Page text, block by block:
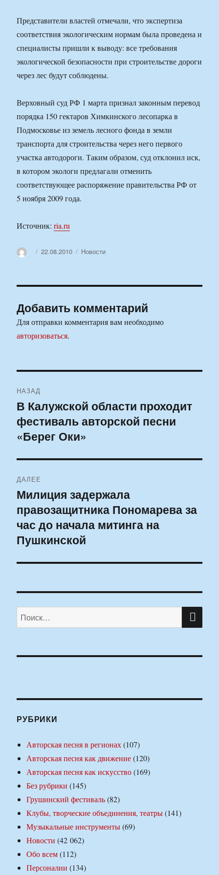
Представители властей отмечали, что экспертиза
соответствия экологическим нормам была проведена и
специалисты пришли к выводу: все требования
экологической безопасности при строительстве дороги
через лес будут соблюдены.
Верховный суд РФ 1 марта признал законным перевод
порядка 150 гектаров Химкинского лесопарка в
Подмосковье из земель лесного фонда в земли
транспорта для строительства через него первого
участка автодороги. Таким образом, суд отклонил иск,
в котором экологи предлагали отменить
соответствующее распоряжение правительства РФ от
5 ноября 2009 года.
Источник:ria.ru
АвторОпубликовано
22.08.2010 Рубрики
Новости
Добавить комментарий
Для отправки комментария вам необходимо
авторизоваться.
по
записям
НАЗАД
Предыдущая
запись:
В Калужской области проходит
фестиваль авторской песни
«Берег Оки»
ДАЛЕЕ
Следующая
запись:
Милиция задержала
правозащитника Пономарева за
час до начала митинга на
Пушкинской
Искать:
РУБРИКИ
Авторская песня в регионах(107)
Авторская песня как движение(120)
Авторская песня как искусство(169)
Без рубрики (145)
Грушинский фестиваль(82)
Клубы, творческие объединения, театры(141)
Музыкальные инструменты(69)
Новости (42 062)
Обо всем(112)
Персоналии (134)